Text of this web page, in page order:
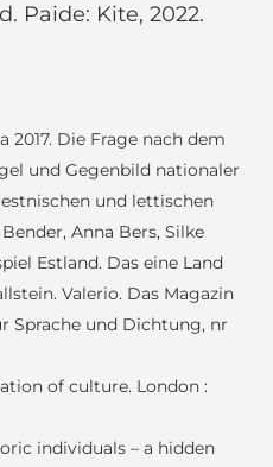
Paide: Kite, 2022.
2017. Die Frage nach dem
und Gegenbild nationaler
und lettischen
Anna Bers, Silke
Estland. Das eine Land
Valerio. Das Magazin
Sprache und Dichtung, nr
of culture. London :
individuals – a hidden